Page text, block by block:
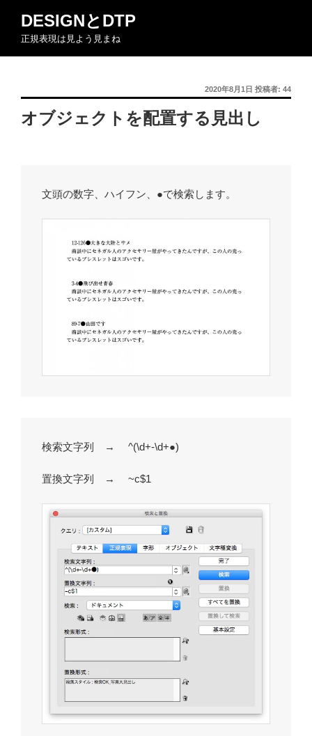
ン
DESIGNとDTP
正規表現は見よう見まね
投
稿
日:
2020年8月1日 投稿者: 44
オブジェクトを配置する見出し
文頭の数字、ハイフン、●で検索します。
検索文字列 → ^(\d+-\d+●)
置換文字列 → ~c$1